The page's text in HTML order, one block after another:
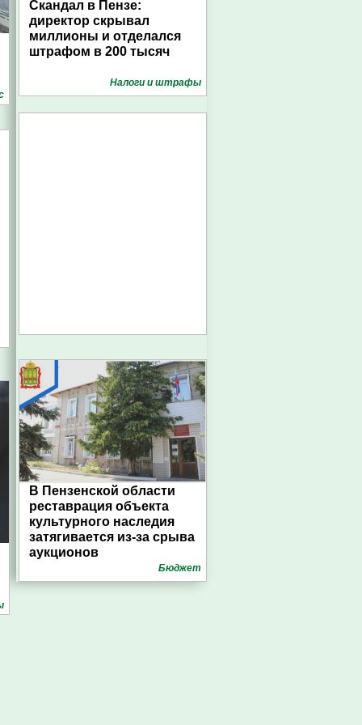
Скандал в Пензе:
директор скрывал
миллионы и отделался
штрафом в 200 тысяч
Налоги и штрафы
В Пензенской области
реставрация объекта
культурного наследия
затягивается из-за срыва
аукционов
Бюджет